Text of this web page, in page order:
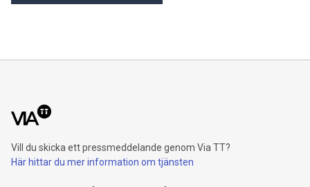
Vill du skicka ett pressmeddelande genom Via TT?
Här hittar du mer information om tjänsten